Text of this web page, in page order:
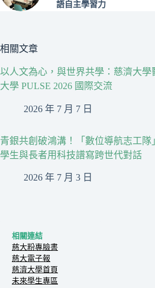
語自主學習力
相關文章
以人文為心，與世界共學：慈濟大學
大學 PULSE 2026 國際交流
2026 年 7 月 7 日
青銀共創破鴻溝！「數位導航志工隊
學生與長者用科技譜寫跨世代對話
2026 年 7 月 3 日
相關連結
慈大粉專臉書
慈大電子報
慈濟大學首頁
未來學生專區